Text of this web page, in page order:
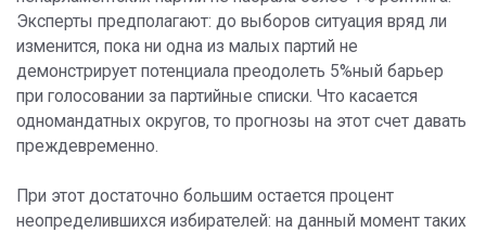
Эксперты предполагают: до выборов ситуация вряд ли
изменится, пока ни одна из малых партий не
демонстрирует потенциала преодолеть 5%ный барьер
при голосовании за партийные списки. Что касается
одномандатных округов, то прогнозы на этот счет давать
преждевременно.
При этот достаточно большим остается процент
неопределившихся избирателей: на данный момент таких